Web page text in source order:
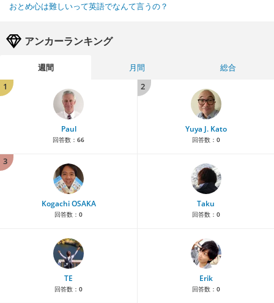
おとめ心は難しいって英語でなんて言うの？
アンカーランキング
週間 月間
総合
1
Paul
回答数： 66
2
Yuya J. Kato
回答数： 0
3
Kogachi OSAKA
回答数： 0
Taku
回答数： 0
TE
回答数： 0
Erik
回答数： 0